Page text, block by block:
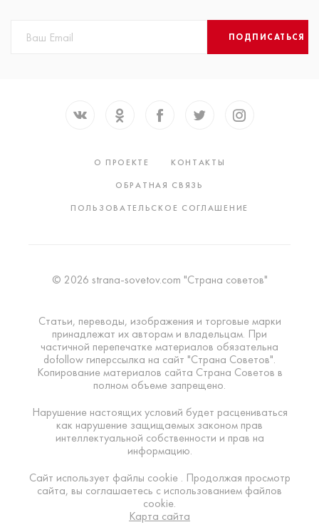
ПОДПИСАТЬСЯ
О ПРОЕКТЕ
КОНТАКТЫ
ОБРАТНАЯ СВЯЗЬ
ПОЛЬЗОВАТЕЛЬСКОЕ СОГЛАШЕНИЕ
© 2026 strana-sovetov.com "Страна советов"
Статьи, переводы, изображения и торговые марки
принадлежат их авторам и владельцам. При
частичной перепечатке материалов обязательна
dofollow гиперссылка на сайт "Страна Советов".
Копирование материалов сайта Страна Советов в
полном объеме запрещено.
Нарушение настоящих условий будет расцениваться
как нарушение защищаемых законом прав
интеллектуальной собственности и прав на
информацию.
Сайт использует файлы cookie . Продолжая просмотр
сайта, вы соглашаетесь с использованием файлов
cookie.
Карта сайта